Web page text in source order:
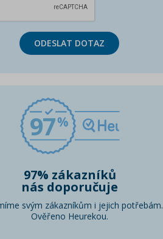
ODESLAT DOTAZ
97
97% zákazníků
nás doporučuje
svým zákazníkům i jejich potřebám.
Ověřeno Heurekou.